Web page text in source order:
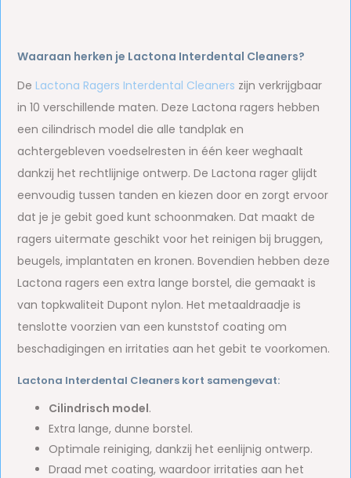
Waaraan herken je Lactona Interdental Cleaners?
De Lactona Ragers Interdental Cleaners zijn verkrijgbaar
in 10 verschillende maten. Deze Lactona ragers hebben
een cilindrisch model die alle tandplak en
achtergebleven voedselresten in één keer weghaalt
dankzij het rechtlijnige ontwerp. De Lactona rager glijdt
eenvoudig tussen tanden en kiezen door en zorgt ervoor
dat je je gebit goed kunt schoonmaken. Dat maakt de
ragers uitermate geschikt voor het reinigen bij bruggen,
beugels, implantaten en kronen. Bovendien hebben deze
Lactona ragers een extra lange borstel, die gemaakt is
van topkwaliteit Dupont nylon. Het metaaldraadje is
tenslotte voorzien van een kunststof coating om
beschadigingen en irritaties aan het gebit te voorkomen.
Lactona Interdental Cleaners kort samengevat:
Cilindrisch model.
Extra lange, dunne borstel.
Optimale reiniging, dankzij het eenlijnig ontwerp.
Draad met coating, waardoor irritaties aan het